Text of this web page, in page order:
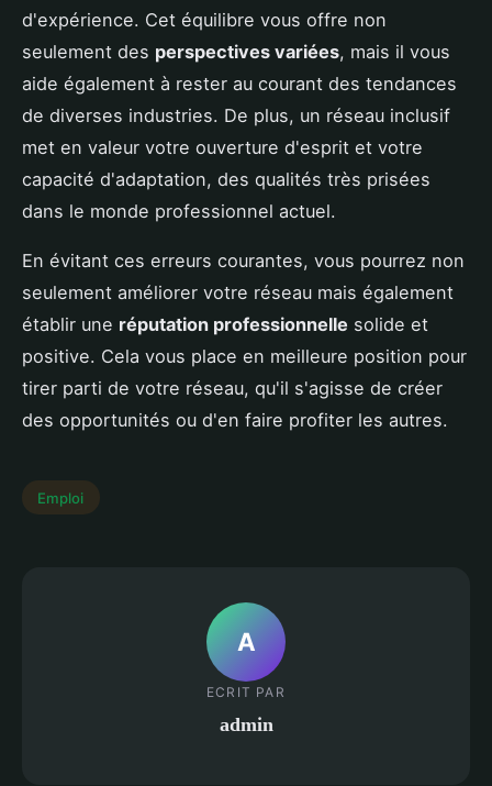
d'expérience. Cet équilibre vous offre non
seulement des perspectives variées, mais il vous
aide également à rester au courant des tendances
de diverses industries. De plus, un réseau inclusif
met en valeur votre ouverture d'esprit et votre
capacité d'adaptation, des qualités très prisées
dans le monde professionnel actuel.
En évitant ces erreurs courantes, vous pourrez non
seulement améliorer votre réseau mais également
établir une réputation professionnelle solide et
positive. Cela vous place en meilleure position pour
tirer parti de votre réseau, qu'il s'agisse de créer
des opportunités ou d'en faire profiter les autres.
Emploi
A
ECRIT PAR
admin